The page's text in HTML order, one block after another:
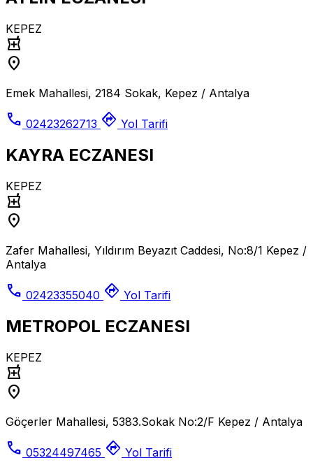
KEPEZ
local_pharmacy
location_on
Emek Mahallesi, 2184 Sokak, Kepez / Antalya
call 02423262713 directions Yol Tarifi
KAYRA ECZANESI
KEPEZ
local_pharmacy
location_on
Zafer Mahallesi, Yıldırım Beyazıt Caddesi, No:8/1 Kepez /
Antalya
call 02423355040 directions Yol Tarifi
METROPOL ECZANESI
KEPEZ
local_pharmacy
location_on
Göçerler Mahallesi, 5383.Sokak No:2/F Kepez / Antalya
call 05324497465 directions Yol Tarifi